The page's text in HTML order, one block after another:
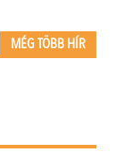
MÉG TÖBB HÍR